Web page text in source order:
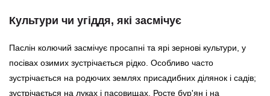
Культури чи угіддя, які засмічує
Паслін колючий засмічує просапні та ярі зернові культури, у
посівах озимих зустрічається рідко. Особливо часто
зустрічається на родючих землях присадибних ділянок і садів;
зустрічається на луках і пасовищах. Росте бур'ян і на